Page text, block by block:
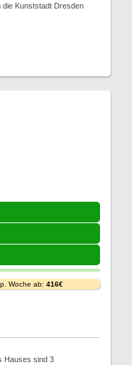
die Kunststadt Dresden
Woche ab: 416€
Hauses sind 3